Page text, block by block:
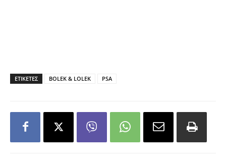
ΕΤΙΚΕΤΕΣ BOLEK & LOLEK PSA